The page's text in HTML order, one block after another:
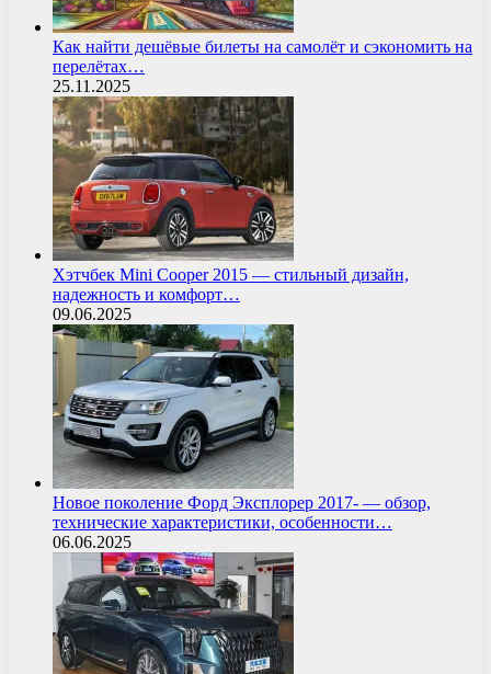
Как найти дешёвые билеты на самолёт и сэкономить на
перелётах…
25.11.2025
Хэтчбек Mini Cooper 2015 — стильный дизайн,
надежность и комфорт…
09.06.2025
Новое поколение Форд Эксплорер 2017- — обзор,
технические характеристики, особенности…
06.06.2025